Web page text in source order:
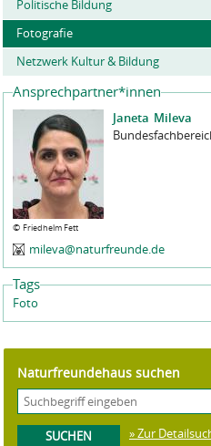
Politische Bildung
Fotografie
Netzwerk Kultur & Bildung
Ansprechpartner*innen
© Friedhelm Fett
Janeta Mileva
mileva@naturfreunde.de
Tags
Foto
Naturfreundehaus suchen
» Zur